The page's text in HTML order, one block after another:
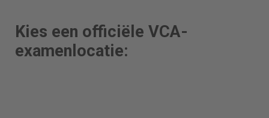
Kies een officiële VCA-
examenlocatie: